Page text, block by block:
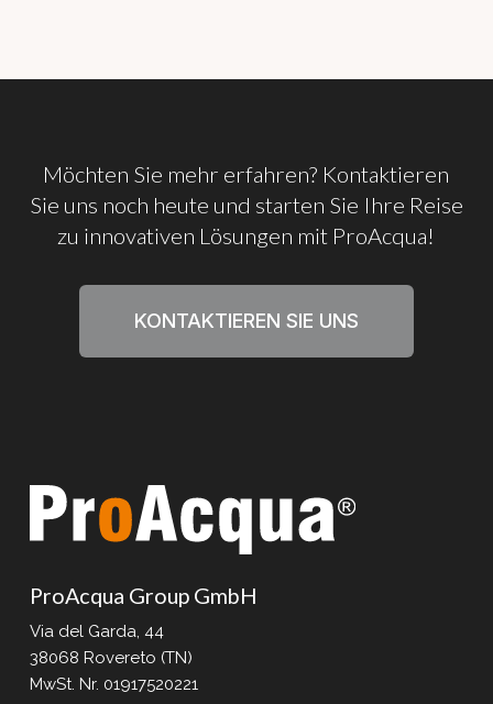
Möchten Sie mehr erfahren? Kontaktieren
Sie uns noch heute und starten Sie Ihre Reise
zu innovativen Lösungen mit ProAcqua!
KONTAKTIEREN SIE UNS
ProAcqua Group GmbH
Via del Garda, 44
38068 Rovereto (TN)
MwSt. Nr. 01917520221